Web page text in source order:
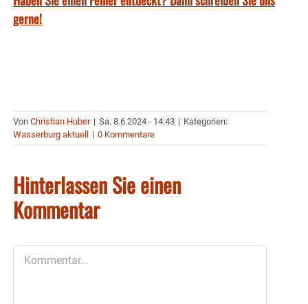
gerne!
Von Christian Huber | Sa. 8.6.2024 - 14:43 | Kategorien:
Wasserburg aktuell
| 0 Kommentare
Hinterlassen Sie einen
Kommentar